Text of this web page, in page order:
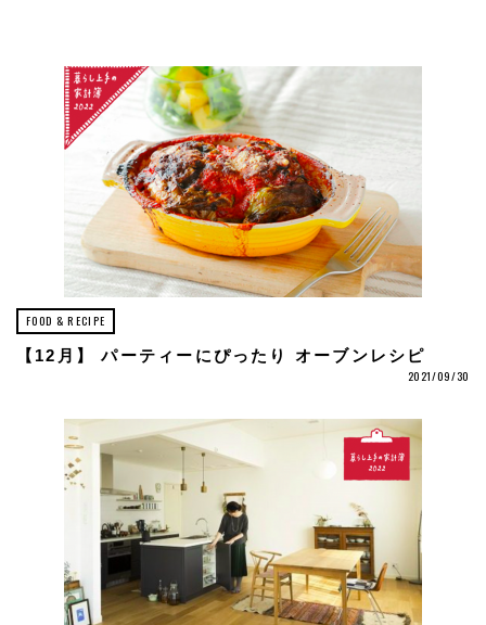
FOOD & RECIPE
【12月】 パーティーにぴったり オーブンレシピ
2021/09/30